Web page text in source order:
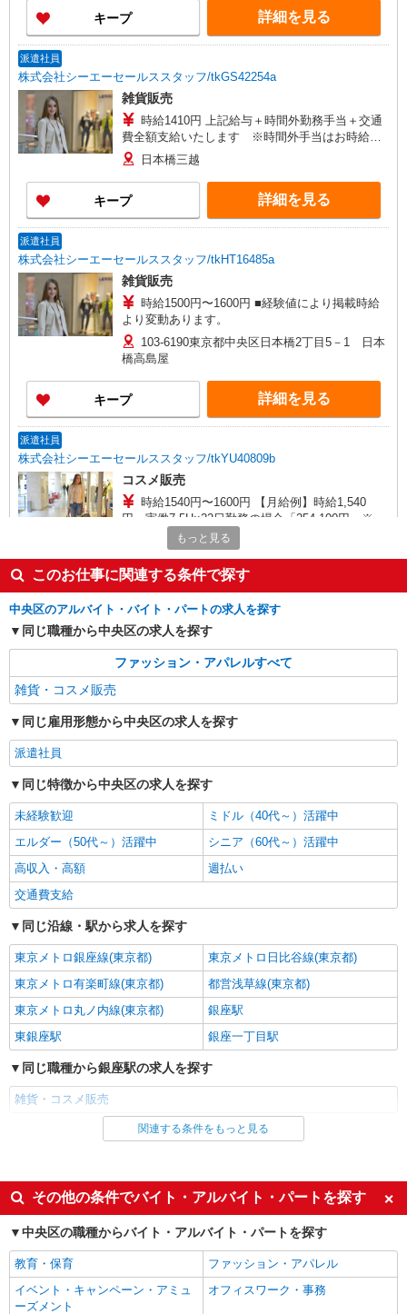
キープ 詳細を見る
派遣社員
株式会社シーエーセールススタッフ/tkGS42254a
雑貨販売
時給1410円 上記給与＋時間外勤務手当＋交通
費全額支給いたします ※時間外手当はお時給の
1.25倍です！
日本橋三越
キープ 詳細を見る
派遣社員
株式会社シーエーセールススタッフ/tkHT16485a
雑貨販売
時給1500円〜1600円 ■経験値により掲載時給
より変動あります。
103-6190東京都中央区日本橋2丁目5－1 日本
橋高島屋
キープ 詳細を見る
派遣社員
株式会社シーエーセールススタッフ/tkYU40809b
コスメ販売
時給1540円〜1600円 【月給例】時給1,540
円 実働7.5H×22日勤務の場合「254,100円」※月
収例は一例です。ご経験により異なります。
〒104-0061 東京都中央区銀座6丁目8－17 1F
キープ
派遣社員
株式会社シーエーセールススタッフ/tkNY42151b
雑貨販売
7.5H×20日勤務の場合「220,500円」※月収例は一
例です。
日本橋三越本店 本館6階
キープ 詳細を見る
派遣社員
株式会社シーエーセールススタッフ/tkYU37480a
雑貨販売
時給1500円〜1540円 【月給例】時給1500円
実働7.5H×21日勤務の場合「236,250円」※月収例
〒103-8265 東京都中央区日本橋2丁目4-1 日
本橋高島屋2F
キープ 詳細を見る
派遣社員
株式会社シーエーセールススタッフ/tkYH28978a
時給1500円〜1550円 ■月給例【23万円〜26万
円】 ■22日間勤務の場合＝247,500円（内訳：時
（1.25倍：1分単位で支給） ※時給は経験により
変動します。
詳細を見る
株式会社シーエーセールススタッフ/tkRD39323a
コスメ販売
時給1500円〜1600円 月給例：時給1,500円の
場合【23万円〜】1,500円×7.5時間×21日＝
236,000円 ※時給はご経験により異なります。ご
相談ください
〒104-0061 東京都中央区銀座4丁目6－16 三
もっと見る
このお仕事に関連する条件で探す
中央区のアルバイト・バイト・パートの求人を探す
同じ職種から中央区の求人を探す
ファッション・アパレルすべて
雑貨・コスメ販売
同じ雇用形態から中央区の求人を探す
派遣社員
同じ特徴から中央区の求人を探す
未経験歓迎
ミドル（40代～）活躍中
エルダー（50代～）活躍中
シニア（60代～）活躍中
高収入・高額
週払い
交通費支給
同じ沿線・駅から求人を探す
東京メトロ銀座線(東京都)
東京メトロ日比谷線(東京都)
東京メトロ有楽町線(東京都)
都営浅草線(東京都)
東京メトロ丸ノ内線(東京都)
銀座駅
東銀座駅
銀座一丁目駅
同じ職種から銀座駅の求人を探す
雑貨・コスメ販売
同じ雇用形態から銀座駅の求人を探す
同じ特徴から銀座駅の求人を探す
未経験歓迎
ミドル（40代～）活躍中
エルダー（50代～）活躍中
シニア（60代～）活躍中
高収入・高額
週払い
交通費支給
関連する条件をもっと見る
その他の条件でバイト・アルバイト・パートを探す
中央区の職種からバイト・アルバイト・パートを探す
教育・保育
ファッション・アパレル
イベント・キャンペーン・アミュ
ーズメント
オフィスワーク・事務